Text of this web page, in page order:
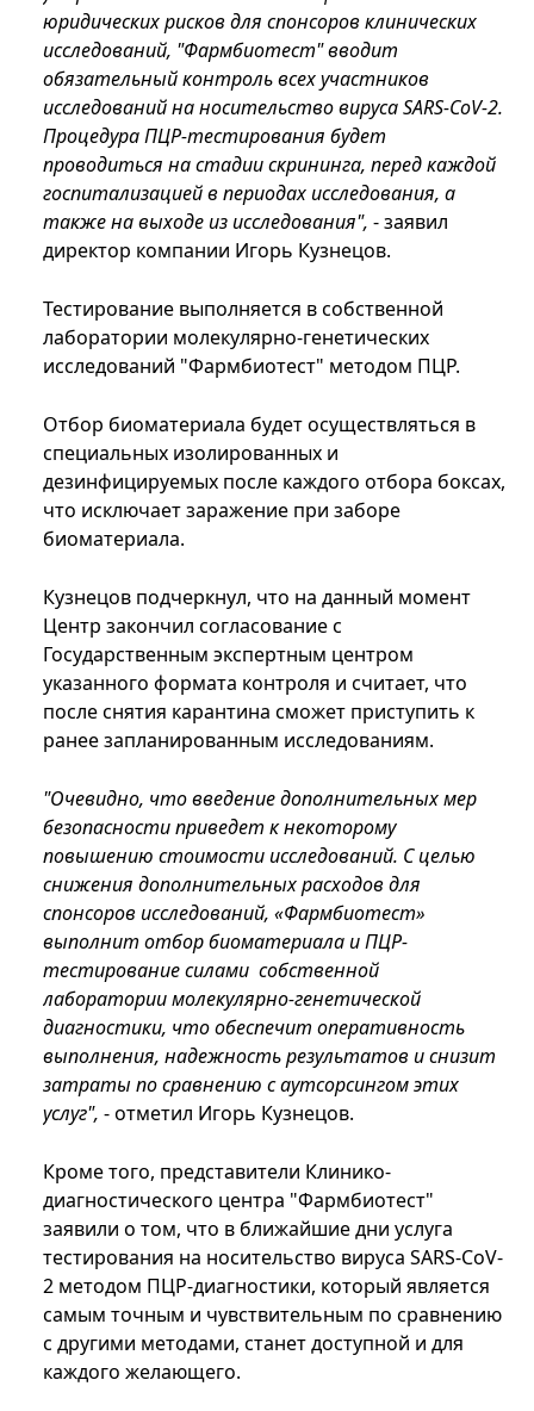
юридических рисков для спонсоров клинических
исследований, "Фармбиотест" вводит
обязательный контроль всех участников
исследований на носительство вируса SARS-CoV-2.
Процедура ПЦР-тестирования будет
проводиться на стадии скрининга, перед каждой
госпитализацией в периодах исследования, а
также на выходе из исследования", - заявил
директор компании Игорь Кузнецов.
Тестирование выполняется в собственной
лаборатории молекулярно-генетических
исследований "Фармбиотест" методом ПЦР.
Отбор биоматериала будет осуществляться в
специальных изолированных и
дезинфицируемых после каждого отбора боксах,
что исключает заражение при заборе
биоматериала.
Кузнецов подчеркнул, что на данный момент
Центр закончил согласование с
Государственным экспертным центром
указанного формата контроля и считает, что
после снятия карантина сможет приступить к
ранее запланированным исследованиям.
"Очевидно, что введение дополнительных мер
безопасности приведет к некоторому
повышению стоимости исследований. С целью
снижения дополнительных расходов для
спонсоров исследований, «Фармбиотест»
выполнит отбор биоматериала и ПЦР-
тестирование силами собственной
лаборатории молекулярно-генетической
диагностики, что обеспечит оперативность
выполнения, надежность результатов и снизит
затраты по сравнению с аутсорсингом этих
услуг", - отметил Игорь Кузнецов.
Кроме того, представители Клинико-
диагностического центра "Фармбиотест"
заявили о том, что в ближайшие дни услуга
тестирования на носительство вируса SARS-CoV-
2 методом ПЦР-диагностики, который является
самым точным и чувствительным по сравнению
с другими методами, станет доступной и для
каждого желающего.